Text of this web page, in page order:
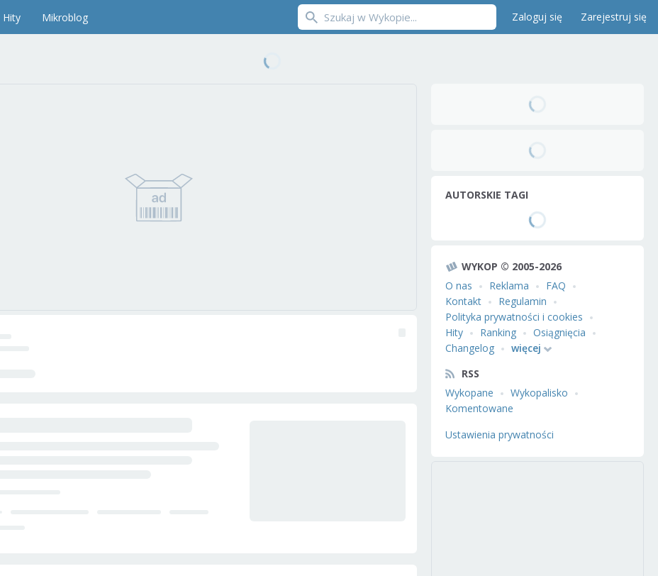
Hity Mikroblog Zaloguj się Zarejestruj się
AUTORSKIE TAGI
WYKOP © 2005-2026
O nas
Reklama
FAQ
Kontakt
Regulamin
Polityka prywatności i cookies
Hity
Ranking
Osiągnięcia
Changelog
więcej
RSS
Wykopane
Wykopalisko
Komentowane
Ustawienia prywatności